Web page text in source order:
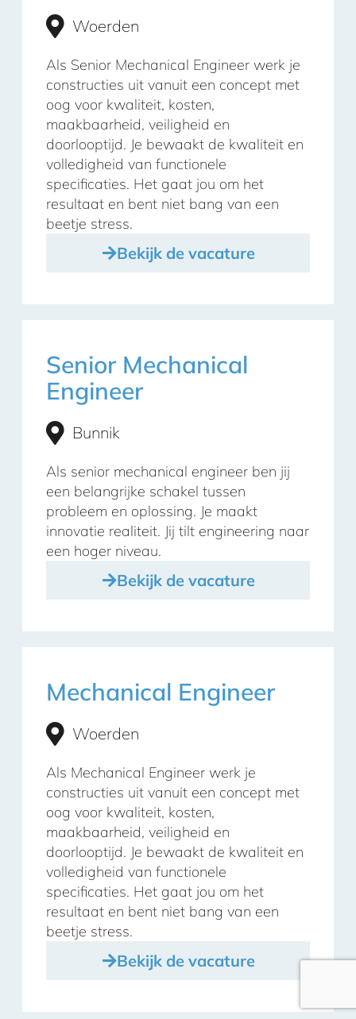
Woerden
Als Senior Mechanical Engineer werk je
constructies uit vanuit een concept met
oog voor kwaliteit, kosten,
maakbaarheid, veiligheid en
doorlooptijd. Je bewaakt de kwaliteit en
volledigheid van functionele
specificaties. Het gaat jou om het
resultaat en bent niet bang van een
beetje stress.
Bekijk de vacature
Senior Mechanical
Engineer
Bunnik
Als senior mechanical engineer ben jij
een belangrijke schakel tussen
probleem en oplossing. Je maakt
innovatie realiteit. Jij tilt engineering naar
een hoger niveau.
Bekijk de vacature
Mechanical Engineer
Woerden
Als Mechanical Engineer werk je
constructies uit vanuit een concept met
oog voor kwaliteit, kosten,
maakbaarheid, veiligheid en
doorlooptijd. Je bewaakt de kwaliteit en
volledigheid van functionele
specificaties. Het gaat jou om het
resultaat en bent niet bang van een
beetje stress.
Bekijk de vacature